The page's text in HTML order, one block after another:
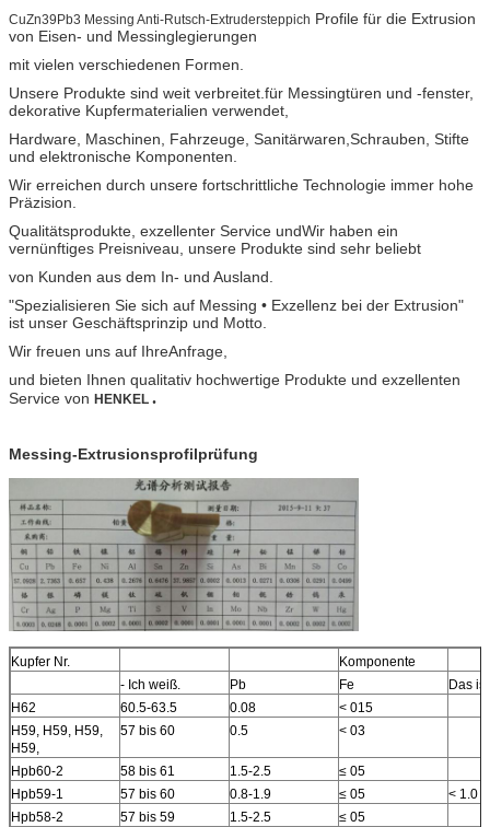
CuZn39Pb3 Messing Anti-Rutsch-Extrudersteppich Profile für die Extrusion
von Eisen- und Messinglegierungen
mit vielen verschiedenen Formen.
Unsere Produkte sind weit verbreitet. für Messingtüren und -fenster,
dekorative Kupfermaterialien verwendet,
Hardware, Maschinen, Fahrzeuge, Sanitärwaren, Schrauben, Stifte
und elektronische Komponenten.
Wir erreichen durch unsere fortschrittliche Technologie immer hohe
Präzision.
Qualitätsprodukte, exzellenter Service undWir haben ein
vernünftiges Preisniveau, unsere Produkte sind sehr beliebt
von Kunden aus dem In- und Ausland.
"Spezialisieren Sie sich auf Messing • Exzellenz bei der Extrusion"
ist unser Geschäftsprinzip und Motto.
Wir freuen uns auf IhreAnfrage,
und bieten Ihnen qualitativ hochwertige Produkte und exzellenten
Service von HENKEL .
Messing-Extrusionsprofilprüfung
Kupfer Nr.
Komponente
- Ich weiß.
Pb Fe
Das
H62
60.5-63.5 0.08
< 015
H59, H59, H59,
H59,
57 bis 60 0.5 < 03
Hpb60-2 58 bis 61 1.5-2.5
≤ 05
Hpb59-1
57 bis 60 0.8-1.9 ≤ 05
< 1.0
Hpb58-2
57 bis 59 1.5-2.5
≤ 05